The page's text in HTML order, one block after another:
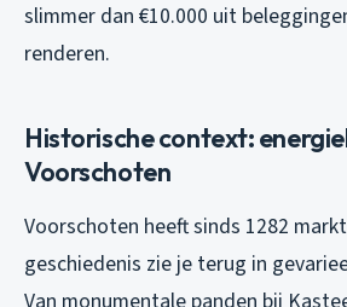
slimmer dan €10.000 uit
renderen.
Historische context:
Voorschoten
Voorschoten heeft sinds 1282
geschiedenis zie je terug in